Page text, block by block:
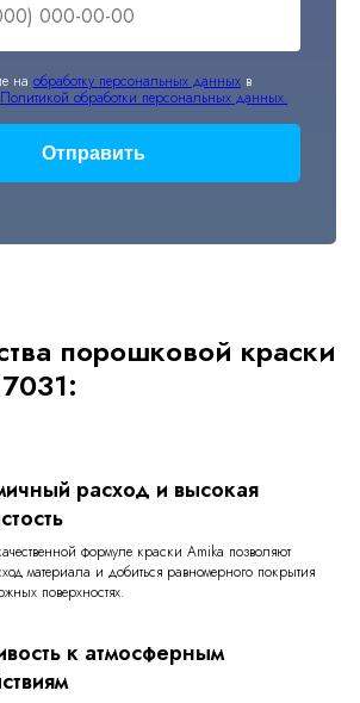
на обработку персональных данных в
Политикой обработки персональных данных.
Отправить
порошковой краски
расход и высокая
формуле краски Amika позволяют
материала и добиться равномерного покрытия
поверхностях.
к атмосферным